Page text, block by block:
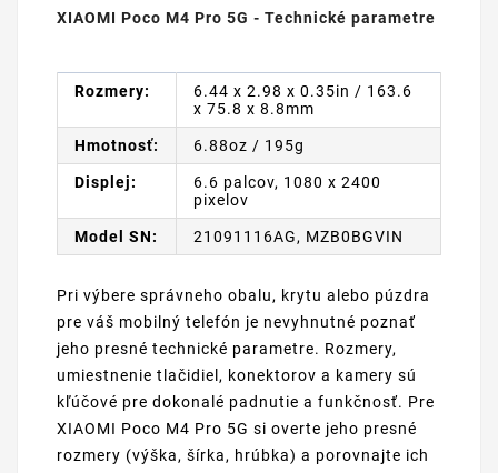
XIAOMI Poco M4 Pro 5G - Technické parametre
Rozmery:
6.44 x 2.98 x 0.35in / 163.6
x 75.8 x 8.8mm
Hmotnosť: 6.88oz / 195g
Displej:
6.6 palcov, 1080 x 2400
pixelov
Model SN: 21091116AG, MZB0BGVIN
Pri výbere správneho obalu, krytu alebo púzdra
pre váš mobilný telefón je nevyhnutné poznať
jeho presné technické parametre. Rozmery,
umiestnenie tlačidiel, konektorov a kamery sú
kľúčové pre dokonalé padnutie a funkčnosť. Pre
XIAOMI Poco M4 Pro 5G si overte jeho presné
rozmery (výška, šírka, hrúbka) a porovnajte ich